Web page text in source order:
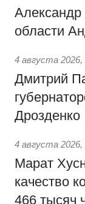
Александр
области
4 августа 2026,
Дмитрий
Дрозденко
4 августа 2026,
Марат
качество
466 тысяч